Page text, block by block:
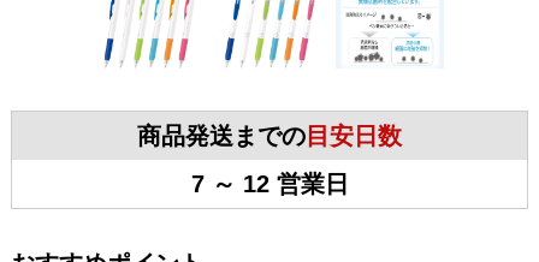
商品発送までの 目安日数
7 ～ 12 営業日